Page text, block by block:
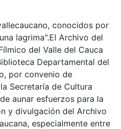
conocidos por
lagrima".El Archivo del
del Valle del Cauca
Departamental del
por convenio de
Secretaría de Cultura
aunar esfuerzos para la
y divulgación del Archivo
especialmente entre